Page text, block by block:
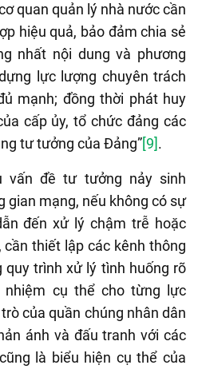
quan quản lý nhà nước cần
hiệu quả, bảo đảm chia sẻ
nhất nội dung và phương
lực lượng chuyên trách
mạnh; đồng thời phát huy
cấp ủy, tổ chức đảng các
tư tưởng của Đảng”[9].
vấn đề tư tưởng nảy sinh
gian mạng, nếu không có sự
đến xử lý chậm trễ hoặc
thiết lập các kênh thông
quy trình xử lý tình huống rõ
nhiệm cụ thể cho từng lực
của quần chúng nhân dân
ánh và đấu tranh với các
là biểu hiện cụ thể của